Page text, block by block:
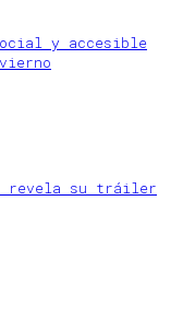
y accesible
revela su tráiler